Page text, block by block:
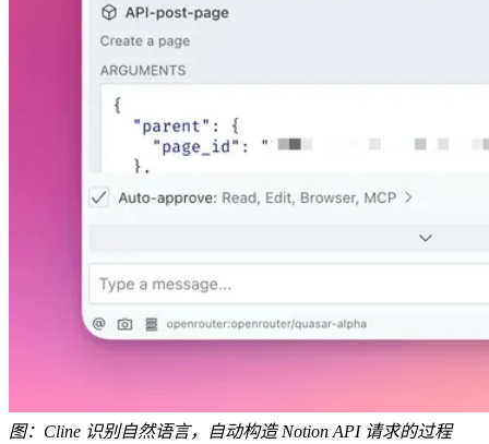
图：Cline 识别自然语言，自动构造 Notion API 请求的过程